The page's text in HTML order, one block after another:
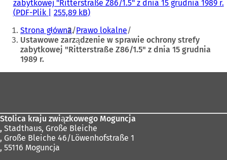
zabytkowej "Ritterstraße Z86/1.5" z dnia 15 grudnia 1989 r.
PDF-Plik 255,89 kB
Jesteś
tutaj:
Strona główna Prawo lokalne
Ustawowe zarządzenie w sprawie ochrony strefy
zabytkowej "Ritterstraße Z86/1.5" z dnia 15 grudnia
1989 r.
Stolica kraju związkowego Moguncja
, Stadthaus, Große Bleiche
, Große Bleiche 46/Löwenhofstraße 1
, 55116 Moguncja